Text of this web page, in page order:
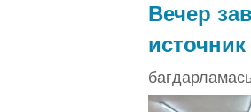
Вечер